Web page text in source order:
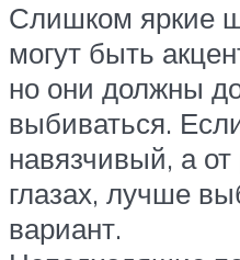
Слишком яркие
могут быть
но они должны
выбиваться.
навязчивый, а
глазах, лучше
вариант.